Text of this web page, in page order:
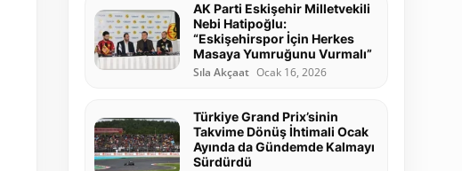
AK Parti Eskişehir Milletvekili
Nebi Hatipoğlu:
“Eskişehirspor İçin Herkes
Masaya Yumruğunu Vurmalı”
Sıla Akçaat Ocak 16, 2026
Türkiye Grand Prix’sinin
Takvime Dönüş İhtimali Ocak
Ayında da Gündemde Kalmayı
Sürdürdü